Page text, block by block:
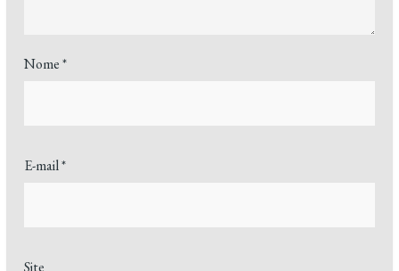
Nome*
E-mail*
Site